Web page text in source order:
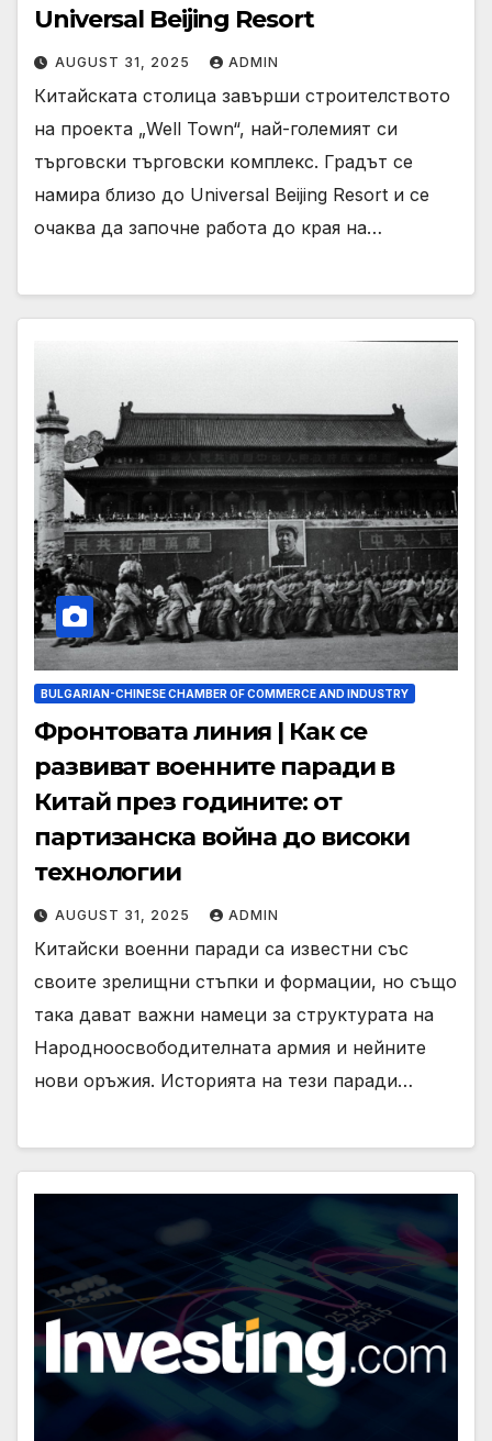
Universal Beijing Resort
AUGUST 31, 2025 ADMIN
Китайската столица завърши строителството
на проекта „Well Town“, най-големият си
търговски търговски комплекс. Градът се
намира близо до Universal Beijing Resort и се
очаква да започне работа до края на…
BULGARIAN-CHINESE CHAMBER OF COMMERCE AND INDUSTRY
Фронтовата линия | Как се
развиват военните паради в
Китай през годините: от
партизанска война до високи
технологии
AUGUST 31, 2025 ADMIN
Китайски военни паради са известни със
своите зрелищни стъпки и формации, но също
така дават важни намеци за структурата на
Народноосвободителната армия и нейните
нови оръжия. Историята на тези паради…